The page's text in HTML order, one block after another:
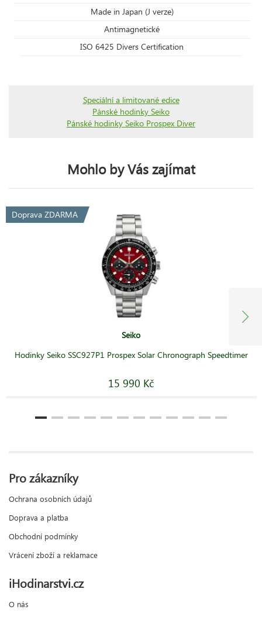
Made in Japan (J verze)
Antimagnetické
ISO 6425 Divers Certification
Speciální a limitované edice
Pánské hodinky Seiko
Pánské hodinky Seiko Prospex Diver
Mohlo by Vás zajímat
Doprava ZDARMA
Seiko
Hodinky Seiko SSC927P1 Prospex Solar Chronograph Speedtimer
15 990 Kč
Pro zákazníky
Ochrana osobních údajů
Doprava a platba
Obchodní podmínky
Vrácení zboží a reklamace
iHodinarstvi.cz
O nás